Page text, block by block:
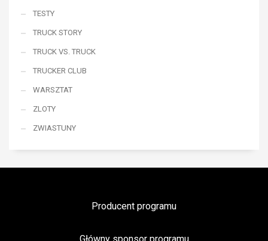
TESTY
TRUCK STORY
TRUCK VS. TRUCK
TRUCKER CLUB
WARSZTAT
ZLOTY
ZWIASTUNY
Producent programu